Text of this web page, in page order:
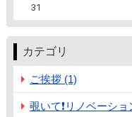
31
カテゴリ
ご挨拶 (1)
覗いて❗️リノベーショ